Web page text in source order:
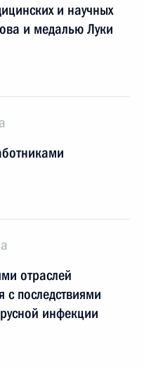
и научных
и медалью Луки
отраслей
последствиями
инфекции